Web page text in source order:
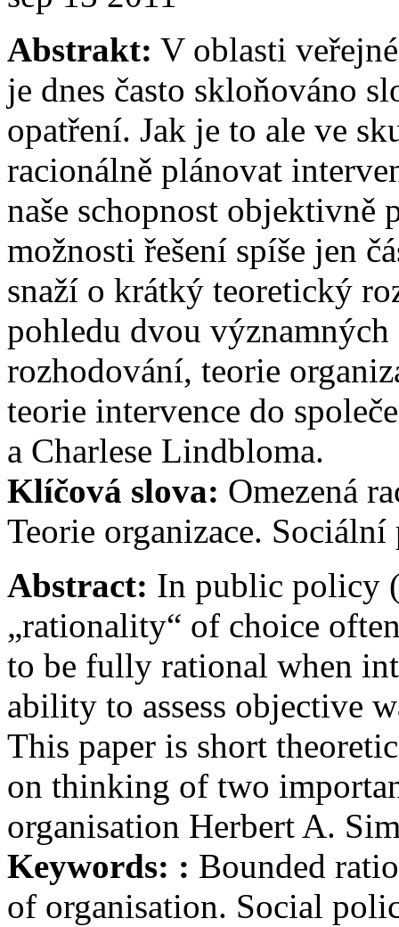
Abstrakt: V oblasti
je dnes často skloňováno
opatření. Jak je to ale ve
racionálně plánovat
naše schopnost objektivně
možnosti řešení spíše jen
snaží o krátký teoretický
pohledu dvou
rozhodování, teorie
teorie intervence do
a Charlese Lindbloma.
Klíčová slova: Omezená
Teorie organizace.
Abstract: In public policy
„rationality“ of choice
to be fully rational when
ability to assess objective
This paper is short
on thinking of two
organisation Herbert A.
Keywords: : Bounded
of organisation. Social